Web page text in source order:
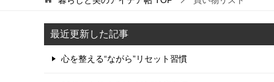
最近更新した記事
心を整える“ながら”リセット習慣